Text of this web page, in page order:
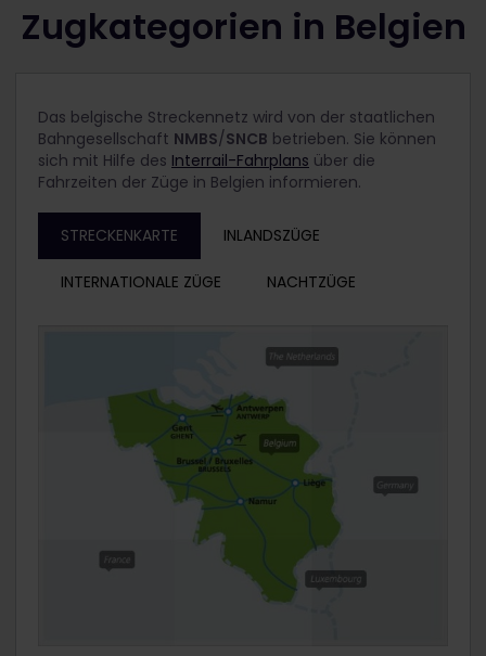
Zugkategorien in Belgien
Das belgische Streckennetz wird von der staatlichen
Bahngesellschaft NMBS/SNCB betrieben. Sie können
sich mit Hilfe des Interrail-Fahrplans über die
Fahrzeiten der Züge in Belgien informieren.
STRECKENKARTE INLANDSZÜGE
INTERNATIONALE ZÜGE NACHTZÜGE